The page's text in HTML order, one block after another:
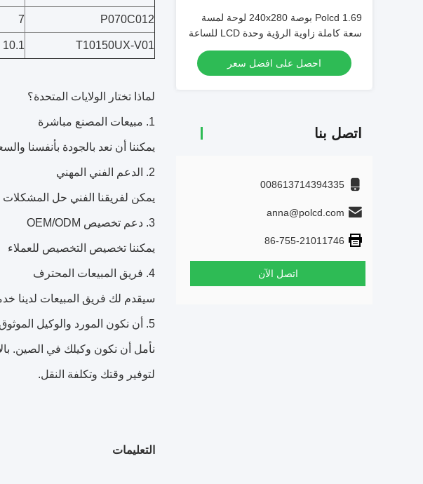
Polcd 1.69 بوصة 240x280 لوحة لمسة
سعة كاملة زاوية الرؤية وحدة LCD للساعة
الذكية
احصل على افضل سعر
اتصل بنا
008613714394335
anna@polcd.com
86-755-21011746
اتصل الآن
P070C012
7
T10150UX-V01
10.1
لماذا تختار الولايات المتحدة؟
1. مبيعات المصنع مباشرة
يمكننا أن نعد بالجودة بأنفسنا
2. الدعم الفني المهني
يمكن لفريقنا الفني حل المشكلات
3. دعم تخصيص OEM/ODM
يمكننا تخصيص التخصيص للعملاء
4. فريق المبيعات المحترف
سيقدم لك فريق المبيعات لدينا
5. أن نكون المورد والوكيل الموثوق به في شنتشن، الصين
نأمل أن نكون وكيلك في الصين.
لتوفير وقتك وتكلفة النقل.
التعليمات